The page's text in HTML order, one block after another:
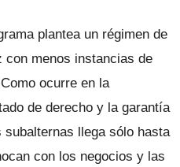
plantea un régimen de
con menos instancias de
ocurre en la
de derecho y la garantía
llega sólo hasta
con los negocios y las